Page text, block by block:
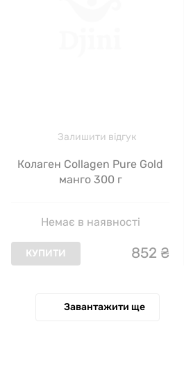
Залишити відгук
Колаген Collagen Pure Gold
манго 300 г
Немає в наявності
КУПИТИ 852 ₴
Завантажити ще